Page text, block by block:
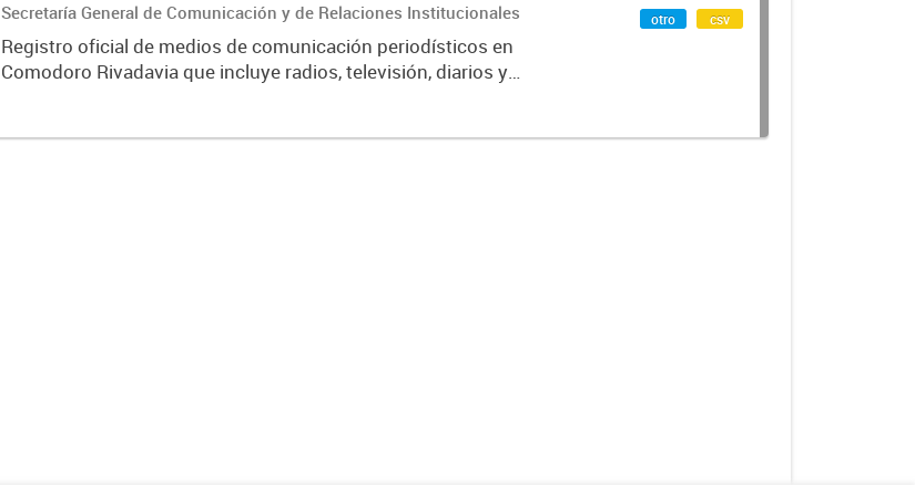
Secretaría General de Comunicación y de Relaciones Institucionales
Registro oficial de medios de comunicación periodísticos en
Comodoro Rivadavia que incluye radios, televisión, diarios y
otro csv